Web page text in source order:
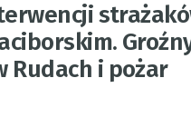
Rudach i pożar